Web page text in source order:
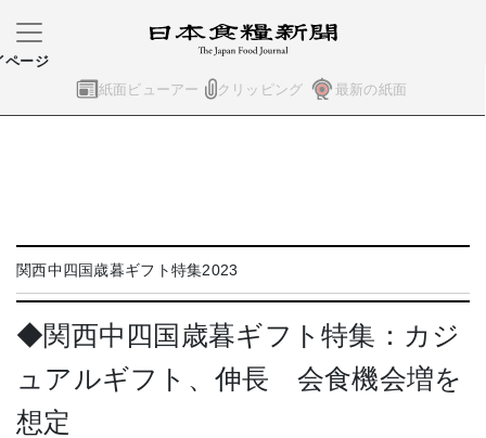
紙面ビューアー クリッピング 最新の紙面
ページ
関西中四国歳暮ギフト特集2023
◆関西中四国歳暮ギフト特集：カジ
ュアルギフト、伸長 会食機会増を
想定